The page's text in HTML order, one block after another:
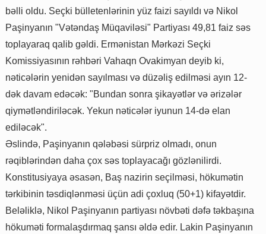
bəlli oldu. Seçki bülletenlərinin yüz faizi sayıldı və Nikol
Paşinyanın "Vətəndaş Müqaviləsi" Partiyası 49,81 faiz səs
toplayaraq qalib gəldi. Ermənistan Mərkəzi Seçki
Komissiyasının rəhbəri Vahaqn Ovakimyan deyib ki,
nəticələrin yenidən sayılması və düzəliş edilməsi ayın 12-
dək davam edəcək: "Bundan sonra şikayətlər və ərizələr
qiymətləndiriləcək. Yekun nəticələr iyunun 14-də elan
ediləcək".
Əslində, Paşinyanın qələbəsi sürpriz olmadı, onun
rəqiblərindən daha çox səs toplayacağı gözlənilirdi.
Konstitusiyaya əsasən, Baş nazirin seçilməsi, hökumətin
tərkibinin təsdiqlənməsi üçün adi çoxluq (50+1) kifayətdir.
Beləliklə, Nikol Paşinyanın partiyası növbəti dəfə təkbaşına
hökuməti formalaşdırmaq şansı əldə edir. Lakin Paşinyanın